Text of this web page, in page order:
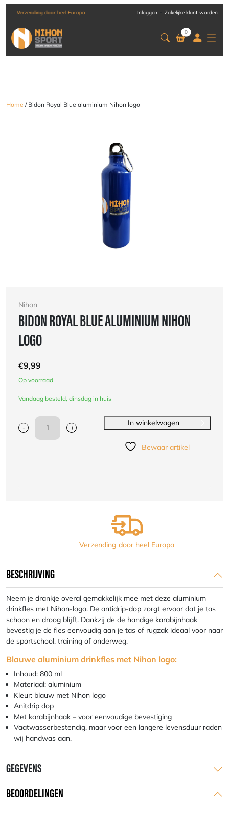
Verzending door heel Europa Inloggen Zakelijke klant worden
0
Home / Bidon Royal Blue aluminium Nihon logo
Nihon
BIDON ROYAL BLUE ALUMINIUM NIHON
LOGO
€9,99
Op voorraad
Vandaag besteld, dinsdag in huis
-
Bidon
+
In winkelwagen
Bewaar artikel
Verzending door heel Europa
BESCHRIJVING
Neem je drankje overal gemakkelijk mee met deze aluminium
drinkfles met Nihon-logo. De antidrip-dop zorgt ervoor dat je tas
schoon en droog blijft. Dankzij de de handige karabijnhaak
bevestig je de fles eenvoudig aan je tas of rugzak ideaal voor naar
de sportschool, training of onderweg.
Blauwe aluminium drinkfles met Nihon logo:
Inhoud: 800 ml
Materiaal: aluminium
Kleur: blauw met Nihon logo
Anitdrip dop
Met karabijnhaak – voor eenvoudige bevestiging
Vaatwasserbestendig, maar voor een langere levensduur raden
wij handwas aan.
GEGEVENS
BEOORDELINGEN